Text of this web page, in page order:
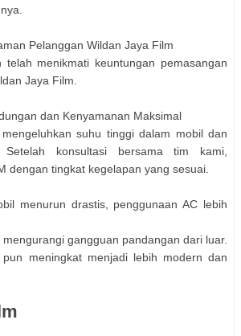
Pelanggan Wildan Jaya Film
telah menikmati keuntungan pemasangan
Jaya Film.
dan Kenyamanan Maksimal
suhu tinggi dalam mobil dan
Setelah konsultasi bersama tim kami,
dengan tingkat kegelapan yang sesuai.
menurun drastis, penggunaan AC lebih
gangguan pandangan dari luar.
meningkat menjadi lebih modern dan